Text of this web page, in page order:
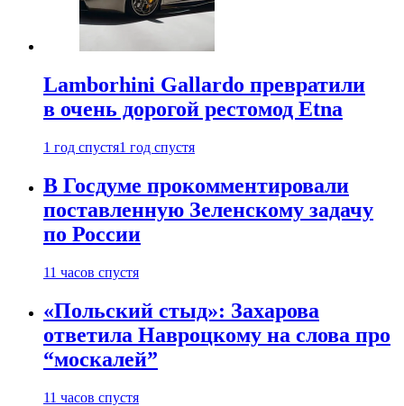
Lamborhini Gallardo превратили
в очень дорогой рестомод Etna
1 год спустя1 год спустя
В Госдуме прокомментировали
поставленную Зеленскому задачу
по России
11 часов спустя
«Польский стыд»: Захарова
ответила Навроцкому на слова про
“москалей”
11 часов спустя